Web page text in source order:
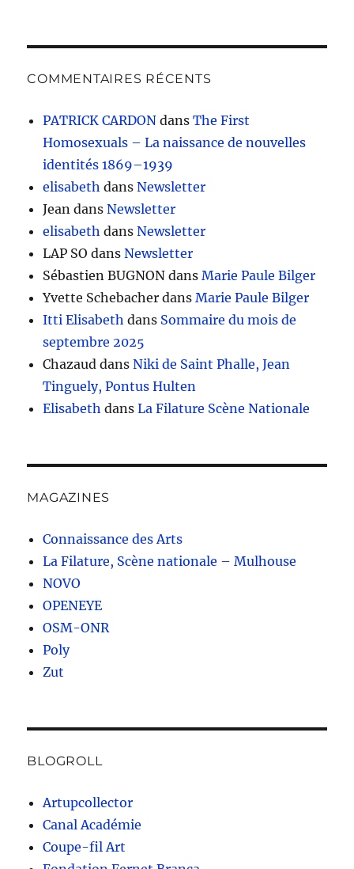
COMMENTAIRES RÉCENTS
PATRICK CARDON dansThe First
Homosexuals – La naissance de nouvelles
identités 1869–1939
elisabeth dansNewsletter
Jean dansNewsletter
elisabeth dansNewsletter
LAP SO dansNewsletter
Sébastien BUGNON dansMarie Paule Bilger
Yvette Schebacher dansMarie Paule Bilger
Itti Elisabeth dans Sommaire du mois de
septembre 2025
Chazaud dansNiki de Saint Phalle, Jean
Tinguely, Pontus Hulten
Elisabeth dansLa Filature Scène Nationale
MAGAZINES
Connaissance des Arts
La Filature, Scène nationale – Mulhouse
NOVO
OPENEYE
OSM-ONR
Poly
Zut
BLOGROLL
Artupcollector
Canal Académie
Coupe-fil Art